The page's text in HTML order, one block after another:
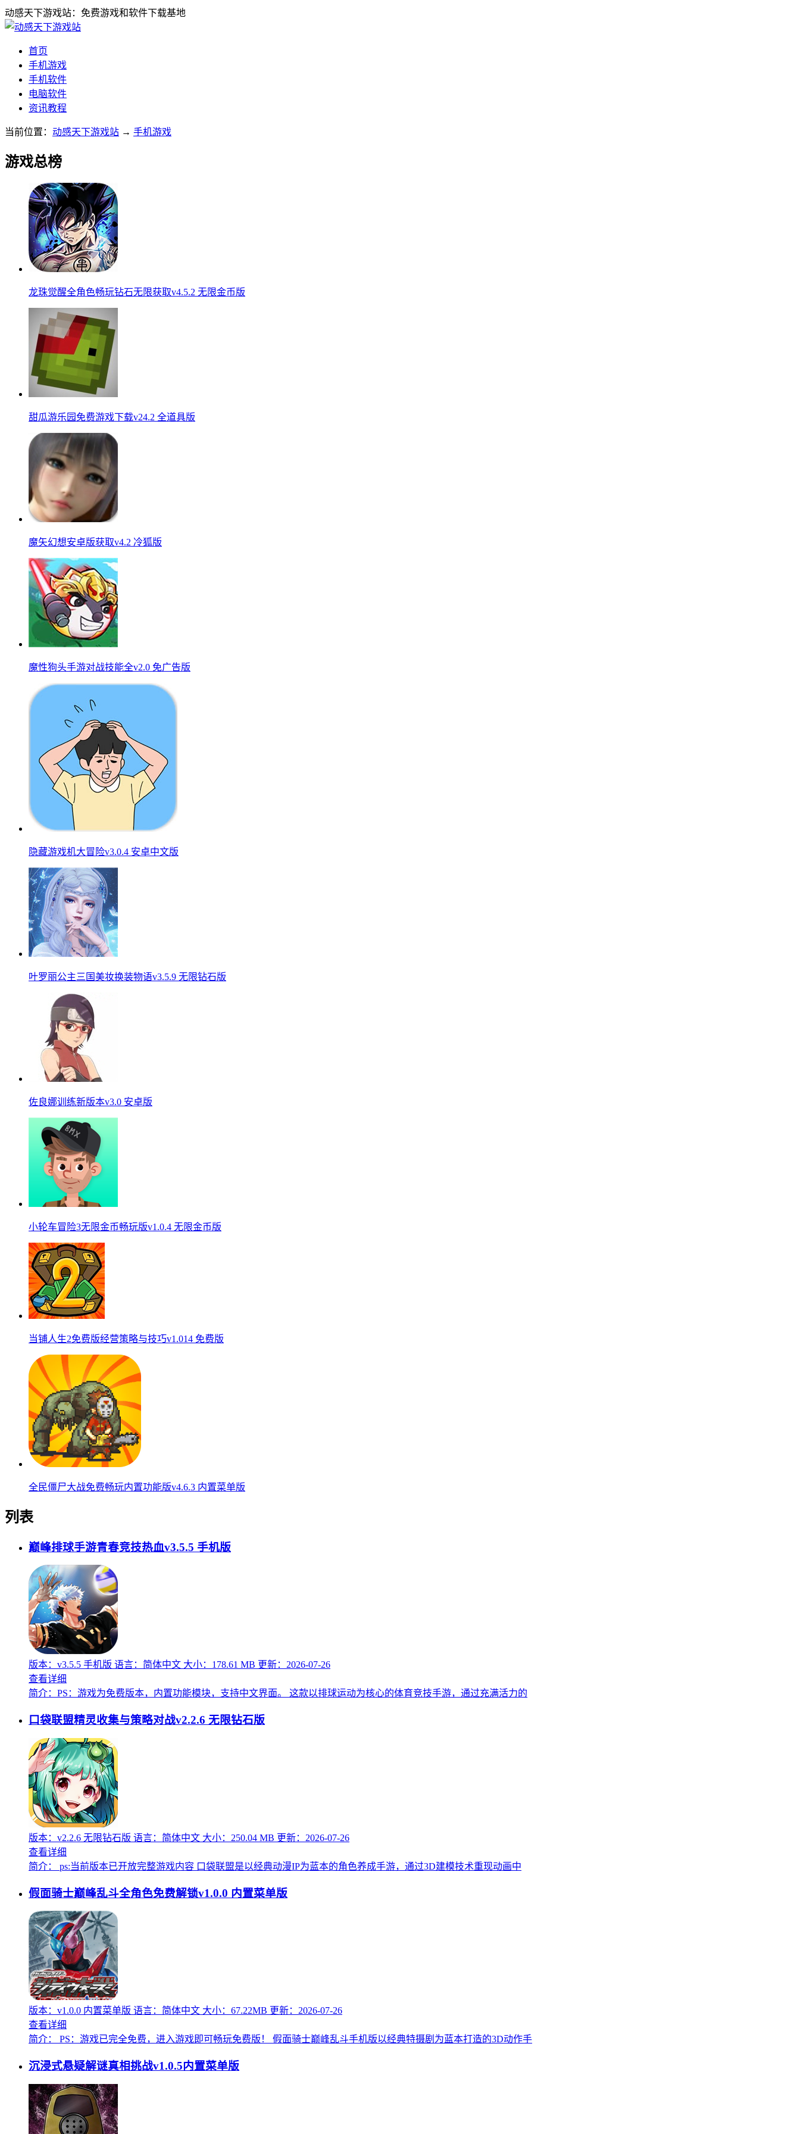
动感天下游戏站：免费游戏和软件下载基地
首页
手机游戏
手机软件
电脑软件
资讯教程
当前位置： 动感天下游戏站 → 手机游戏
游戏总榜
龙珠觉醒全角色畅玩钻石无限获取v4.5.2 无限金币版
甜瓜游乐园免费游戏下载v24.2 全道具版
魔矢幻想安卓版获取v4.2 冷狐版
魔性狗头手游对战技能全v2.0 免广告版
隐藏游戏机大冒险v3.0.4 安卓中文版
叶罗丽公主三国美妆换装物语v3.5.9 无限钻石版
佐良娜训练新版本v3.0 安卓版
小轮车冒险3无限金币畅玩版v1.0.4 无限金币版
当铺人生2免费版经营策略与技巧v1.014 免费版
全民僵尸大战免费畅玩内置功能版v4.6.3 内置菜单版
列表
巅峰排球手游青春竞技热血v3.5.5 手机版
版本：v3.5.5 手机版 语言：简体中文 大小：178.61 MB 更新：2026-07-26
查看详细
简介： PS：游戏为免费版本，内置功能模块，支持中文界面。 这款以排球运动为核心的体育竞技手游，通过充满活力的
口袋联盟精灵收集与策略对战v2.2.6 无限钻石版
版本：v2.2.6 无限钻石版 语言：简体中文 大小：250.04 MB 更新：2026-07-26
查看详细
简介：
ps:当前版本已开放完整游戏内容 口袋联盟是以经典动漫IP为蓝本的角色养成手游，通过3D建模技术重现动画中
假面骑士巅峰乱斗全角色免费解锁v1.0.0 内置菜单版
版本：v1.0.0 内置菜单版 语言：简体中文 大小：67.22MB 更新：2026-07-26
查看详细
简介：
PS：游戏已完全免费，进入游戏即可畅玩免费版！ 假面骑士巅峰乱斗手机版以经典特摄剧为蓝本打造的3D动作手
沉浸式悬疑解谜真相挑战v1.0.5内置菜单版